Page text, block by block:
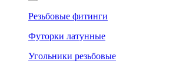
Резьбовые фитинги
Футорки латунные
Угольники резьбовые